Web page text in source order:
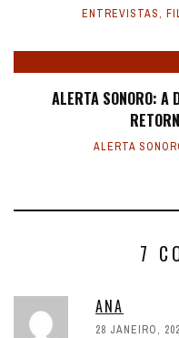
ENTREVISTAS,
ALERTA SONORO: A
ALERTA
7
ANA
28 JANEIRO,